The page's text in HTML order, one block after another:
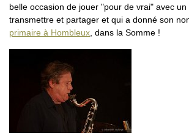
belle occasion de jouer "pour de vrai" avec
transmettre et partager et qui a donné son
primaire à Hombleux, dans la Somme !